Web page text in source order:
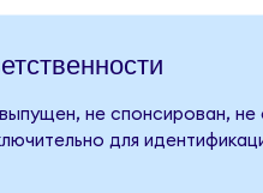
не спонсирован,
для